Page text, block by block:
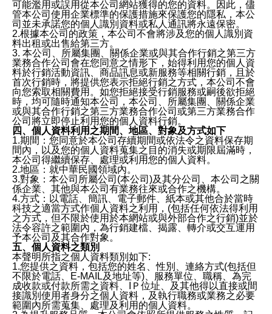
可能濫用或誤用從本公司網站獲得的您的資料。因此，儘
管本公司使用企業標準的保護措施來保護您的隱私，本公
司並未承諾您的個人識別資料或私人通訊將永遠保密。
2.根據本公司的政策，本公司不會將涉及您的個人識別資
料出租或出售給第三方。
3. 本公司、所屬集團、關係企業或與其合作行銷之第三方
業務合作公司會在您同意之情形下，始得利用您的個人資
料於行銷活動資訊、商品訊息或新服務等相關行銷，且於
首次行銷時，將提供您表示拒絕行銷之方式，本公司不會
向您索取相關費用。如您拒絕接受行銷服務或嗣後欲拒絕
時，均可隨時通知本公司，本公司、所屬集團、關係企業
或與其合作行銷之第三方業務合作公司或第三方業務合作
公司將立即停止利用您的個人資料行銷。
四、個人資料利用之期間、地區、對象及方式如下
1.期間：您同意於本公司存續期間或依法令之資料保存期
間內，以及您的個人資料蒐集之目的消失或期限屆滿時，
本公司得繼續保存、處理或利用您的個人資料。
2.地區：就中華民國領域內。
3.對象：本公司所屬公司(本公司)及其分公司、本公司之關
係企業、其他與本公司有業務往來或合作之機構。
4.方式：以電話、簡訊、電子郵件、紙本或其他合於當時
科技之適當方式作個人資料之利用，(包括任何依法得利用
之方式，但不限於使用於本網站或與外部合作之行銷)並於
法令容許之範圍內，為行銷建檔、揭露、轉介或交互運用
予本公司及其合作對象。
五、個人資料之類別
本聲明所指之個人資料類別如下:
1.您提供之資料，包括您的姓名、性別、連絡方式(包括但
不限於電話、E-MAIL及地址等)、服務單位、職稱、為完
成收款或付款所需之資料、IＰ位址、及其他得以直接或間
接識別使用者身分之個人資料，及執行職務或業務之必要
範圍內所需蒐集、處理及利用的個人資料。